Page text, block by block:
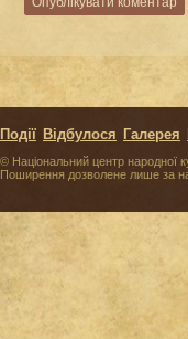
© Національний центр народної
Поширення дозволене лише за
Події Відбулося Галерея